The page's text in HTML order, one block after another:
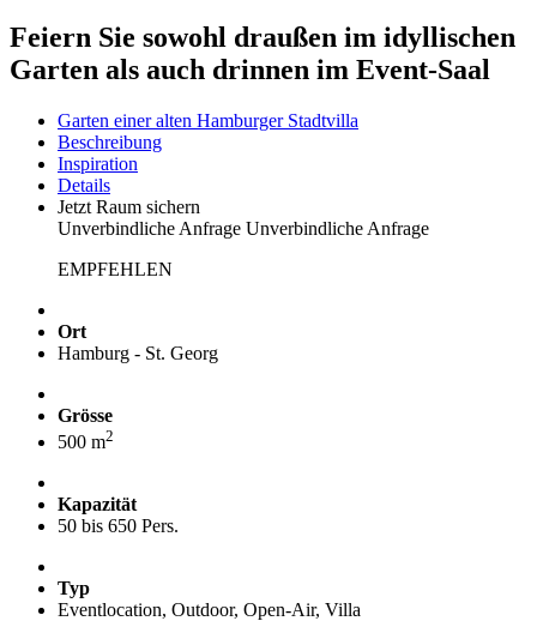
Feiern Sie sowohl draußen im idyllischen
Garten als auch drinnen im Event-Saal
Garten einer alten Hamburger Stadtvilla
Beschreibung
Inspiration
Details
Jetzt Raum sichern
Unverbindliche Anfrage Unverbindliche Anfrage
EMPFEHLEN
Ort
Hamburg - St. Georg
Grösse
500 m2
Kapazität
50 bis 650 Pers.
Typ
Eventlocation, Outdoor, Open-Air, Villa